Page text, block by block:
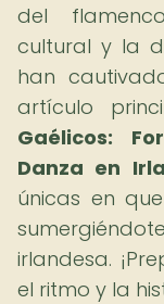
del
cultural y la
han
artículo
Gaélicos:
Danza en
únicas en
irlandesa.
el ritmo y la